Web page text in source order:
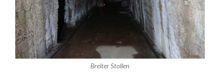
Breiter Stollen